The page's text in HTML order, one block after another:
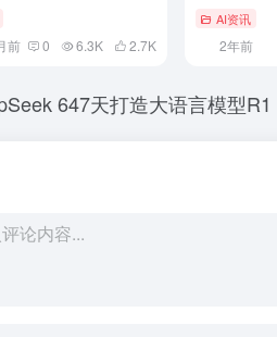
前 0 6.3K 2.7K
AI资讯
2年前
647天打造大语言模型